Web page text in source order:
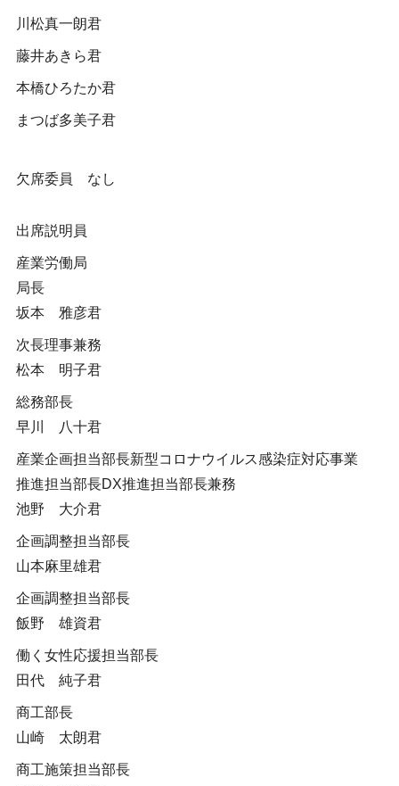
川松真一朗君
藤井あきら君
本橋ひろたか君
まつば多美子君
欠席委員 なし
出席説明員
産業労働局
局長
坂本 雅彦君
次長理事兼務
松本 明子君
総務部長
早川 八十君
産業企画担当部長新型コロナウイルス感染症対応事業
推進担当部長DX推進担当部長兼務
池野 大介君
企画調整担当部長
山本麻里雄君
企画調整担当部長
飯野 雄資君
働く女性応援担当部長
田代 純子君
商工部長
山崎 太朗君
商工施策担当部長